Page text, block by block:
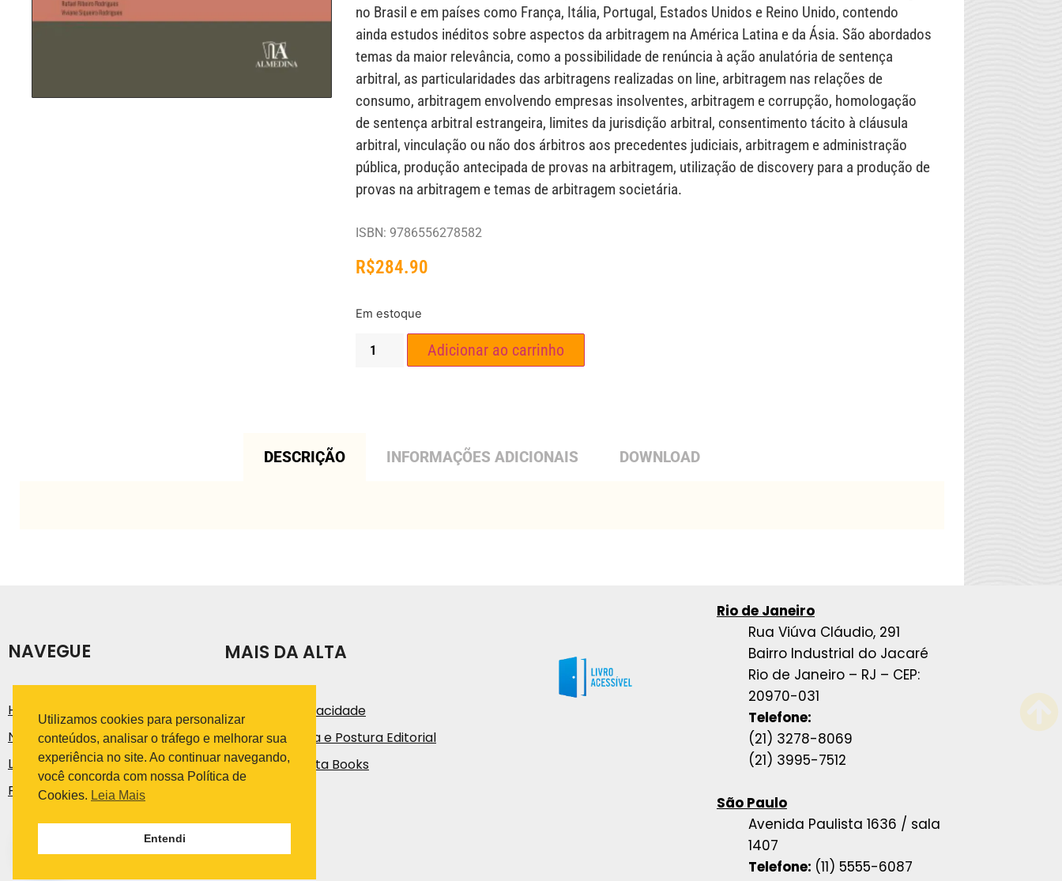
no Brasil e em países como França, Itália, Portugal, Estados Unidos e Reino Unido, contendo
ainda estudos inéditos sobre aspectos da arbitragem na América Latina e da Ásia. São abordados
temas da maior relevância, como a possibilidade de renúncia à ação anulatória de sentença
arbitral, as particularidades das arbitragens realizadas on line, arbitragem nas relações de
consumo, arbitragem envolvendo empresas insolventes, arbitragem e corrupção, homologação
de sentença arbitral estrangeira, limites da jurisdição arbitral, consentimento tácito à cláusula
arbitral, vinculação ou não dos árbitros aos precedentes judiciais, arbitragem e administração
pública, produção antecipada de provas na arbitragem, utilização de discovery para a produção de
provas na arbitragem e temas de arbitragem societária.
ISBN: 9786556278582
R$284.90
Em estoque
Adicionar ao carrinho
DESCRIÇÃO INFORMAÇÕES ADICIONAIS DOWNLOAD
NAVEGUE
História
Notícias e Artigos
Loja
Fale Conosco
MAIS DA ALTA
Política de Privacidade
Código de Ética e Postura Editorial
Trabalhe na Alta Books
Rio de Janeiro
Rua Viúva Cláudio, 291
Bairro Industrial do Jacaré
Rio de Janeiro – RJ – CEP:
20970-031
Telefone:
(21) 3278-8069
(21) 3995-7512
São Paulo
Avenida Paulista 1636 / sala
1407
Telefone: (11) 5555-6087
Utilizamos cookies para personalizar
conteúdos, analisar o tráfego e melhorar sua
experiência no site. Ao continuar navegando,
você concorda com nossa Política de
Cookies. Leia Mais
Entendi